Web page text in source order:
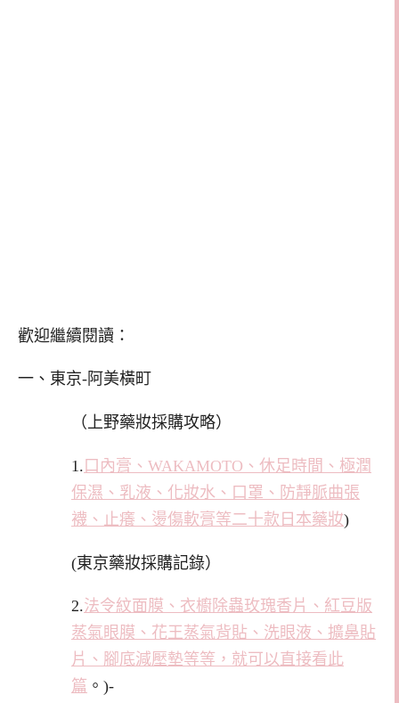
歡迎繼續閱讀：
一、東京-阿美橫町
（上野藥妝採購攻略）
1. 口內膏、WAKAMOTO、休足時間、極潤
保濕、乳液、化妝水、口罩、防靜脈曲張
襪、止癢、燙傷軟膏等二十款日本藥妝)
(東京藥妝採購記錄）
2.法令紋面膜、衣櫥除蟲玫瑰香片、紅豆版
蒸氣眼膜、花王蒸氣背貼、洗眼液、擴鼻貼
片、腳底減壓墊等等，就可以直接看此
篇 。)-